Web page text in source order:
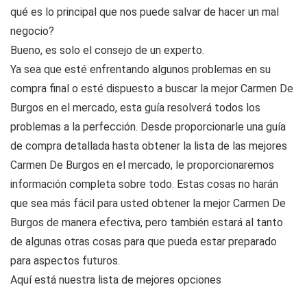
qué es lo principal que nos puede salvar de hacer un mal
negocio?
Bueno, es solo el consejo de un experto.
Ya sea que esté enfrentando algunos problemas en su
compra final o esté dispuesto a buscar la mejor Carmen De
Burgos en el mercado, esta guía resolverá todos los
problemas a la perfección. Desde proporcionarle una guía
de compra detallada hasta obtener la lista de las mejores
Carmen De Burgos en el mercado, le proporcionaremos
información completa sobre todo. Estas cosas no harán
que sea más fácil para usted obtener la mejor Carmen De
Burgos de manera efectiva, pero también estará al tanto
de algunas otras cosas para que pueda estar preparado
para aspectos futuros.
Aquí está nuestra lista de mejores opciones